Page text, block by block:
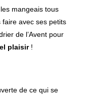
mangeais tous
avec ses petits
de l’Avent pour
plaisir!
de ce qui se